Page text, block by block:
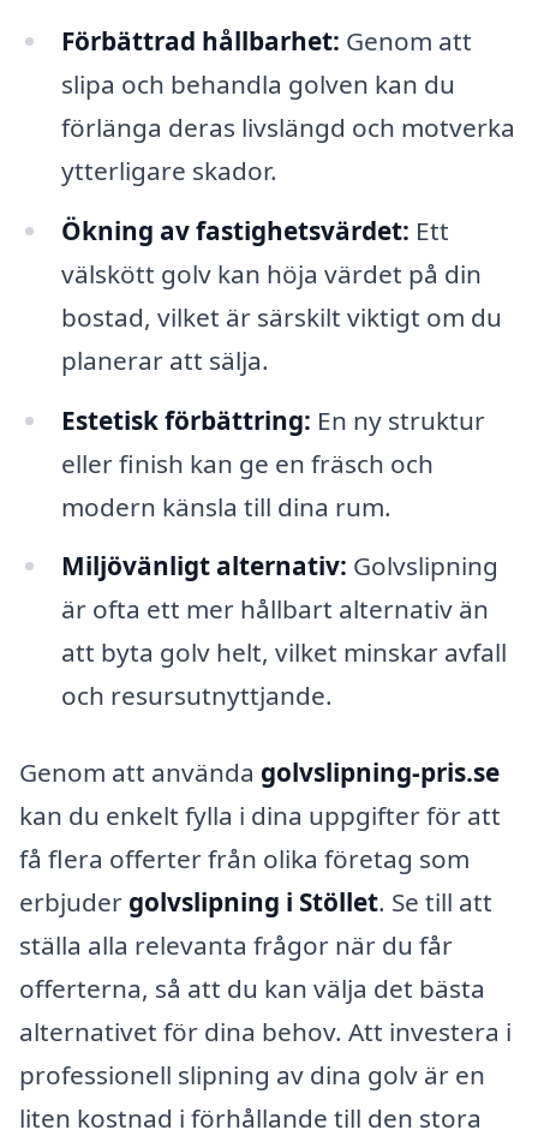
Förbättrad hållbarhet: Genom att
slipa och behandla golven kan du
förlänga deras livslängd och motverka
ytterligare skador.
Ökning av fastighetsvärdet: Ett
välskött golv kan höja värdet på din
bostad, vilket är särskilt viktigt om du
planerar att sälja.
Estetisk förbättring: En ny struktur
eller finish kan ge en fräsch och
modern känsla till dina rum.
Miljövänligt alternativ: Golvslipning
är ofta ett mer hållbart alternativ än
att byta golv helt, vilket minskar avfall
och resursutnyttjande.
Genom att använda golvslipning-pris.se
kan du enkelt fylla i dina uppgifter för att
få flera offerter från olika företag som
erbjuder golvslipning i Stöllet. Se till att
ställa alla relevanta frågor när du får
offerterna, så att du kan välja det bästa
alternativet för dina behov. Att investera i
professionell slipning av dina golv är en
liten kostnad i förhållande till den stora